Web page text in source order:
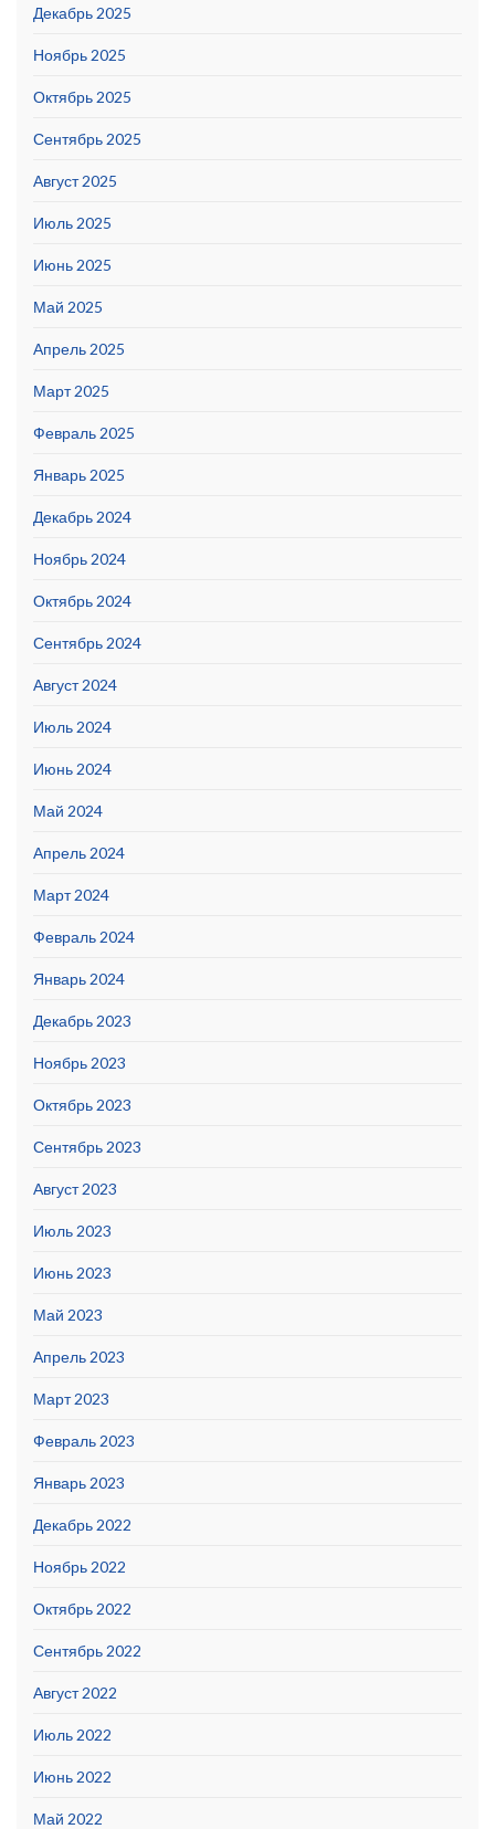
Декабрь 2025
Ноябрь 2025
Октябрь 2025
Сентябрь 2025
Август 2025
Июль 2025
Июнь 2025
Май 2025
Апрель 2025
Март 2025
Февраль 2025
Январь 2025
Декабрь 2024
Ноябрь 2024
Октябрь 2024
Сентябрь 2024
Август 2024
Июль 2024
Июнь 2024
Май 2024
Апрель 2024
Март 2024
Февраль 2024
Январь 2024
Декабрь 2023
Ноябрь 2023
Октябрь 2023
Сентябрь 2023
Август 2023
Июль 2023
Июнь 2023
Май 2023
Апрель 2023
Март 2023
Февраль 2023
Январь 2023
Декабрь 2022
Ноябрь 2022
Октябрь 2022
Сентябрь 2022
Август 2022
Июль 2022
Июнь 2022
Май 2022